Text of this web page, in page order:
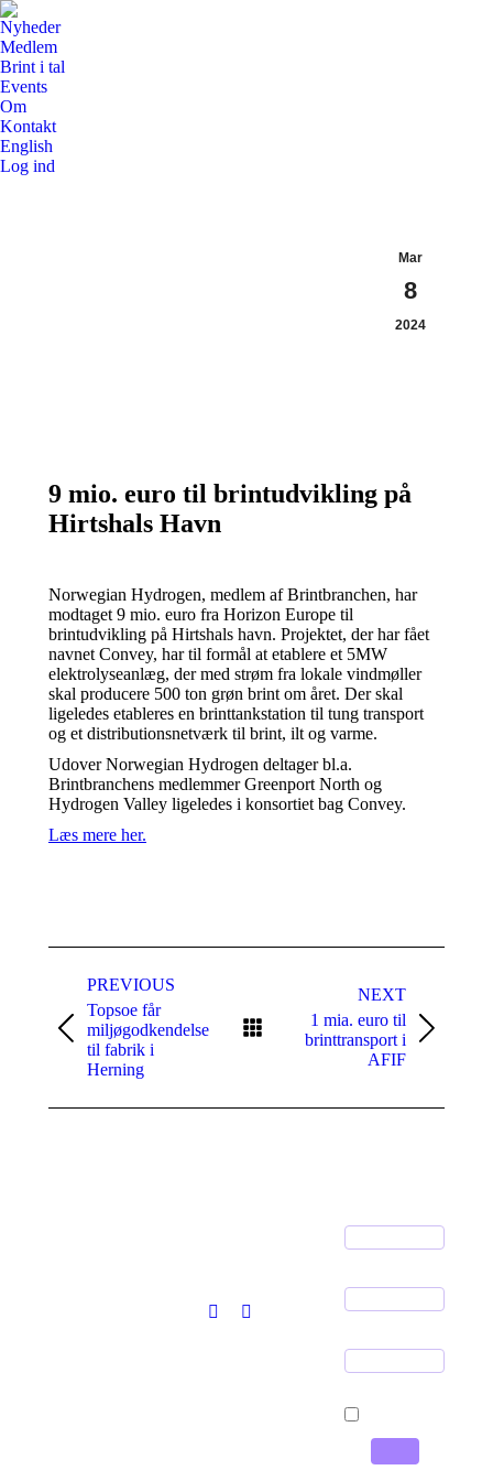
Nyheder
Medlem
Brint i tal
Events
Om
Kontakt
English
Log ind
Mar
8
2024
9 mio. euro til brintudvikling på
Hirtshals Havn
Norwegian Hydrogen, medlem af Brintbranchen, har
modtaget 9 mio. euro fra Horizon Europe til
brintudvikling på Hirtshals havn. Projektet, der har fået
navnet Convey, har til formål at etablere et 5MW
elektrolyseanlæg, der med strøm fra lokale vindmøller
skal producere 500 ton grøn brint om året. Der skal
ligeledes etableres en brinttankstation til tung transport
og et distributionsnetværk til brint, ilt og varme.
Udover Norwegian Hydrogen deltager bl.a.
Brintbranchens medlemmer Greenport North og
Hydrogen Valley ligeledes i konsortiet bag Convey.
Læs mere her.
navigation
PREVIOUS
Previous
post:
Topsoe får
miljøgodkendelse
til fabrik i
Herning
NEXT
Next
1 mia. euro til
brinttransport i
AFIF